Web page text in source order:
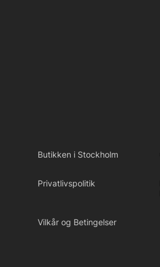
Butikken i Stockholm
Privatlivspolitik
Vilkår og Betingelser